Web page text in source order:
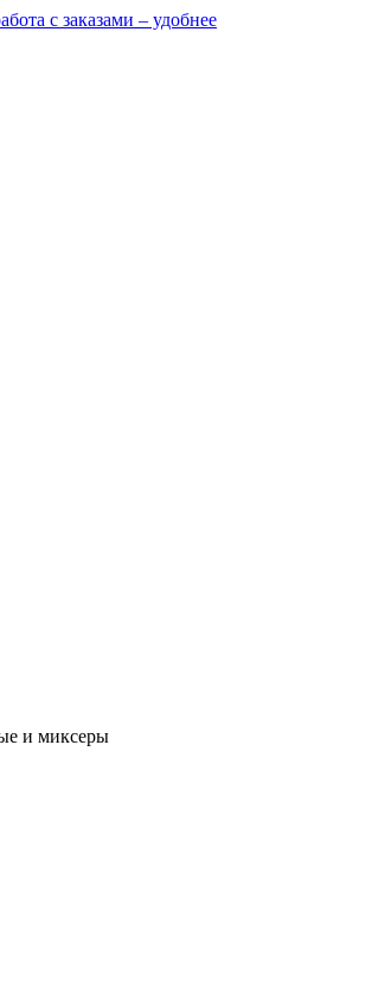
с заказами – удобнее
и миксеры